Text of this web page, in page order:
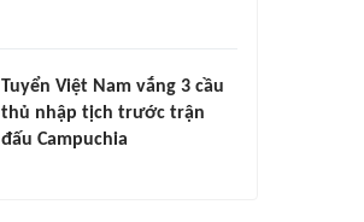
Tuyển Việt Nam vắng 3 cầu
thủ nhập tịch trước trận
đấu Campuchia